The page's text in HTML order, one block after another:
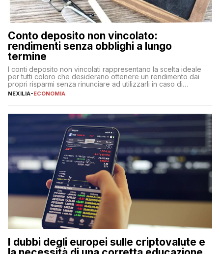
Conto deposito non vincolato:
rendimenti senza obblighi a lungo
termine
I conti deposito non vincolati rappresentano la scelta ideale
per tutti coloro che desiderano ottenere un rendimento dai
propri risparmi senza rinunciare ad utilizzarli in caso di
necessità. A differenza delle forme vincolate tradizionali,
flessibilità e rendimento. Come funzionano […]
NEXILIA-ECONOMIA
I dubbi degli europei sulle criptovalute e